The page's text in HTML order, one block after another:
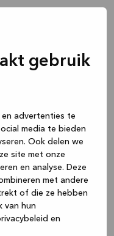
gebruik
advertenties te
media te bieden
Ook delen we
site met onze
en analyse. Deze
met andere
of die ze hebben
van hun
en